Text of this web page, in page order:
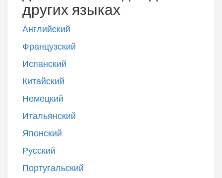
других языках
Английский
Французский
Испанский
Китайский
Немецкий
Итальянский
Японский
Русский
Португальский